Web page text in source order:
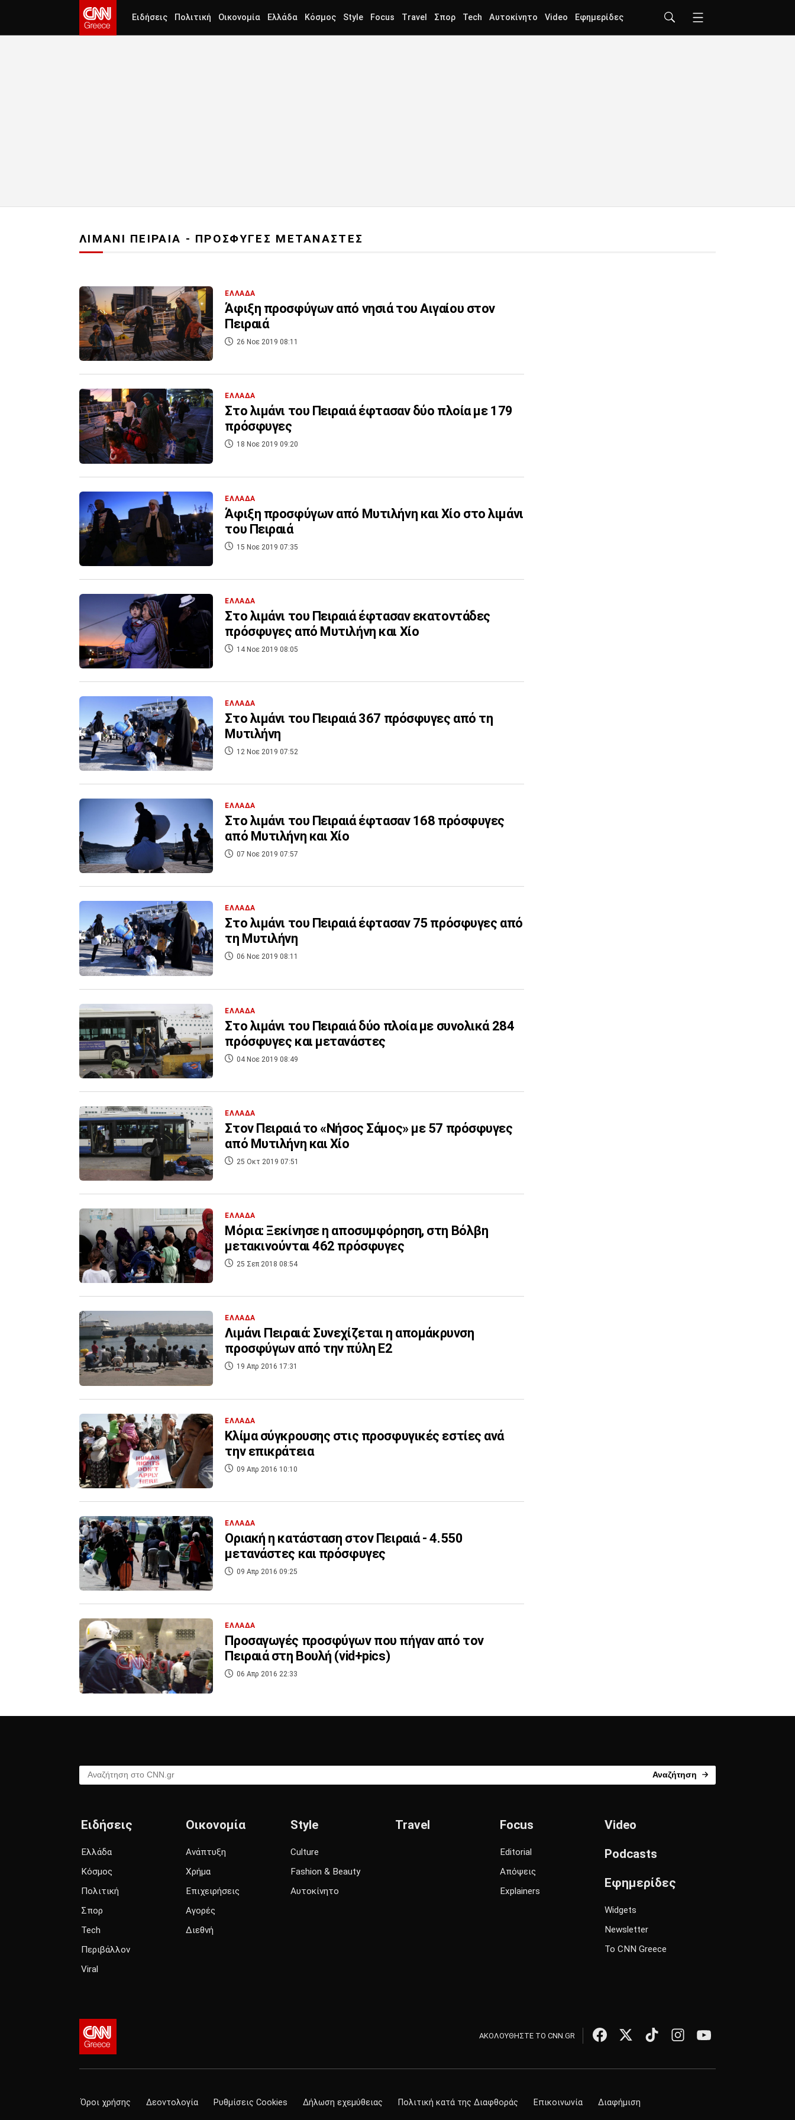
Ειδήσεις Πολιτική Οικονομία Ελλάδα Κόσμος Style Focus Travel Σπορ Tech Αυτοκίνητο Video Εφημερίδες
ΛΙΜΑΝΙ ΠΕΙΡΑΙΑ - ΠΡΟΣΦΥΓΕΣ ΜΕΤΑΝΑΣΤΕΣ
ΕΛΛΑΔΑ
Άφιξη προσφύγων από νησιά του Αιγαίου στον
Πειραιά
26 Νοε 2019 08:11
ΕΛΛΑΔΑ
Στο λιμάνι του Πειραιά έφτασαν δύο πλοία με 179
πρόσφυγες
18 Νοε 2019 09:20
ΕΛΛΑΔΑ
Άφιξη προσφύγων από Μυτιλήνη και Χίο στο λιμάνι
του Πειραιά
15 Νοε 2019 07:35
ΕΛΛΑΔΑ
Στο λιμάνι του Πειραιά έφτασαν εκατοντάδες
πρόσφυγες από Μυτιλήνη και Χίο
14 Νοε 2019 08:05
ΕΛΛΑΔΑ
Στο λιμάνι του Πειραιά 367 πρόσφυγες από τη
Μυτιλήνη
12 Νοε 2019 07:52
ΕΛΛΑΔΑ
Στο λιμάνι του Πειραιά έφτασαν 168 πρόσφυγες
από Μυτιλήνη και Χίο
07 Νοε 2019 07:57
ΕΛΛΑΔΑ
Στο λιμάνι του Πειραιά έφτασαν 75 πρόσφυγες από
τη Μυτιλήνη
06 Νοε 2019 08:11
ΕΛΛΑΔΑ
Στο λιμάνι του Πειραιά δύο πλοία με συνολικά 284
πρόσφυγες και μετανάστες
04 Νοε 2019 08:49
ΕΛΛΑΔΑ
Στον Πειραιά το «Νήσος Σάμος» με 57 πρόσφυγες
από Μυτιλήνη και Χίο
25 Οκτ 2019 07:51
ΕΛΛΑΔΑ
Μόρια: Ξεκίνησε η αποσυμφόρηση, στη Βόλβη
μετακινούνται 462 πρόσφυγες
25 Σεπ 2018 08:54
ΕΛΛΑΔΑ
Λιμάνι Πειραιά: Συνεχίζεται η απομάκρυνση
προσφύγων από την πύλη Ε2
19 Απρ 2016 17:31
ΕΛΛΑΔΑ
Κλίμα σύγκρουσης στις προσφυγικές εστίες ανά
την επικράτεια
09 Απρ 2016 10:10
ΕΛΛΑΔΑ
Οριακή η κατάσταση στον Πειραιά - 4.550
μετανάστες και πρόσφυγες
09 Απρ 2016 09:25
ΕΛΛΑΔΑ
Προσαγωγές προσφύγων που πήγαν από τον
Πειραιά στη Βουλή (vid+pics)
06 Απρ 2016 22:33
Αναζήτηση στο CNN.gr Αναζήτηση
Ειδήσεις
Ελλάδα
Κόσμος
Πολιτική
Σπορ
Tech
Περιβάλλον
Viral
Οικονομία
Ανάπτυξη
Χρήμα
Επιχειρήσεις
Αγορές
Διεθνή
Style
Culture
Fashion & Beauty
Αυτοκίνητο
Travel Focus
Editorial
Απόψεις
Explainers
Video
Podcasts
Εφημερίδες
Widgets
Newsletter
Το CNN Greece
ΑΚΟΛΟΥΘΗΣΤΕ ΤΟ CNN.GR
Όροι χρήσης Δεοντολογία Ρυθμίσεις Cookies Δήλωση εχεμύθειας Πολιτική κατά της Διαφθοράς Επικοινωνία Διαφήμιση